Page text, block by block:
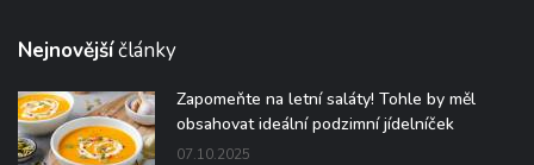
Nejnovějšíčlánky
Zapomeňte na letní saláty! Tohle by měl
obsahovat ideální podzimní jídelníček
07.10.2025